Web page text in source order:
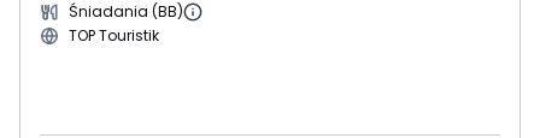
Śniadania (BB)
TOP Touristik